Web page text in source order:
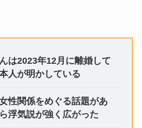
は2023年12月に離婚して
人が明かしている
性関係をめぐる話題があ
浮気説が強く広がった